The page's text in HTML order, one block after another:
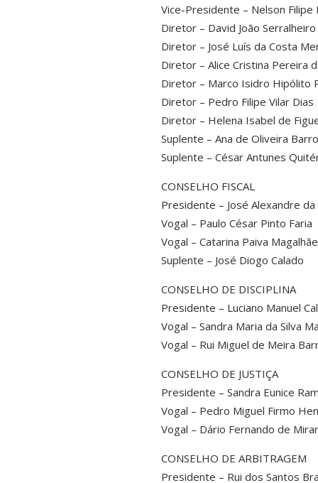
Vice-Presidente – Nelson
Diretor – David João Serralheiro
Diretor – José Luís da Costa
Diretor – Alice Cristina Pereira
Diretor – Marco Isidro Hipólito
Diretor – Pedro Filipe Vilar Dias
Diretor – Helena Isabel de
Suplente – Ana de Oliveira
Suplente – César Antunes
CONSELHO FISCAL
Presidente – José Alexandre da
Vogal – Paulo César Pinto Faria
Vogal – Catarina Paiva
Suplente – José Diogo Calado
CONSELHO DE DISCIPLINA
Presidente – Luciano Manuel
Vogal – Sandra Maria da Silva
Vogal – Rui Miguel de Meira
CONSELHO DE JUSTIÇA
Presidente – Sandra Eunice
Vogal – Pedro Miguel Firmo
Vogal – Dário Fernando de
CONSELHO DE ARBITRAGEM
Presidente – Rui dos Santos